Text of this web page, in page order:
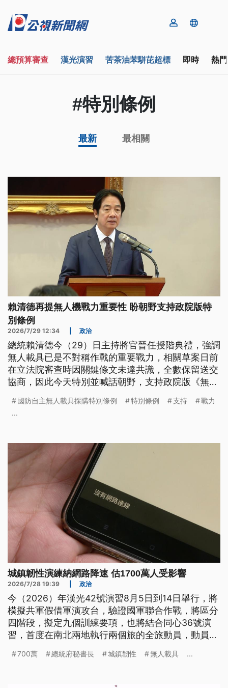
總預算審查 漢光演習 苦茶油苯駢芘超標 即時 熱
#特別條例
最新 最相關
賴清德再提無人機戰力重要性 盼朝野支持政院版特
別條例
2026/7/29 12:34 政治
總統賴清德今（29）日主持將官晉任授階典禮，強調
無人載具已是不對稱作戰的重要戰力，相關草案日前
在立法院審查時因關鍵條文未達共識，全數保留送交
協商，因此今天特別並喊話朝野，支持政院版《無人
國防自主無人載具採購特別條例 特別條例 支持
戰力
...
城鎮韌性演練納網路降速 估1700萬人受影響
2026/7/28 19:39 政治
今（2026）年漢光42號演習8月5日到14日舉行，將
模擬共軍假借軍演攻台，驗證國軍聯合作戰，將區分
四階段，擬定九個訓練要項，也將結合同心36號演
習，首度在南北兩地執行兩個旅的全旅動員，動員後
性演習，其中在中部跟北部地區將實施行動網路降速
700萬 總統府秘書長 城鎮韌性 無人載具 ...